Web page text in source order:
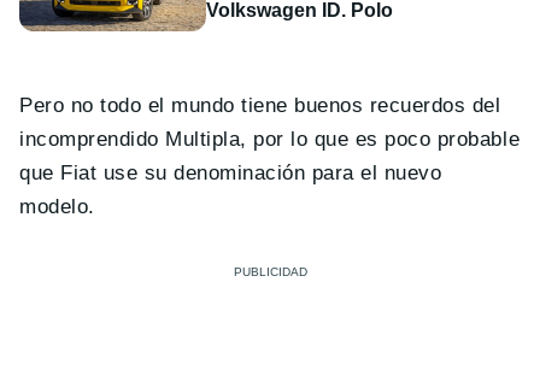
Volkswagen ID. Polo
Pero no todo el mundo tiene buenos recuerdos del
incomprendido Multipla, por lo que es poco probable
que Fiat use su denominación para el nuevo
modelo.